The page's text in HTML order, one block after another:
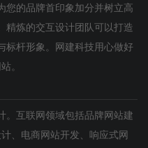
您的品牌首印象加分并树立高
精炼的交互设计团队可以打造
标杆形象。网建科技用心做好
。
。互联网领域包括品牌网站建
、电商网站开发、响应式网